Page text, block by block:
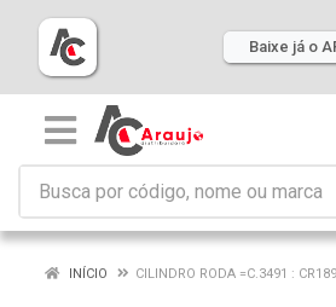
Baixe já o
INÍCIO CILINDRO RODA =C.3491 :